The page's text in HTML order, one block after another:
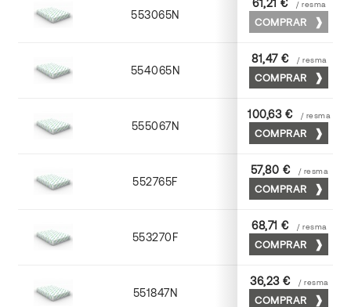
553065N 65 x 90
61,21 € / resma
COMPRAR
554065N 65 x 90
81,47 € / resma
COMPRAR
555067N 65 x 90
100,63 € / resma
COMPRAR
552765F 65 x 90
57,80 € / resma
COMPRAR
553270F 70 x 100
68,71 € / resma
COMPRAR
551847N 45 x 64
36,23 € / resma
COMPRAR